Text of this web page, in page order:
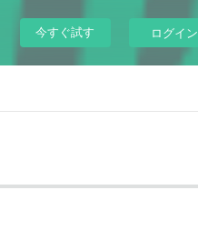
今すぐ試す ログイン